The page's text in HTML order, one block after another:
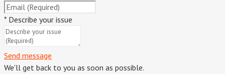
* Describe your issue
Send message
We'll get back to you as soon as possible.